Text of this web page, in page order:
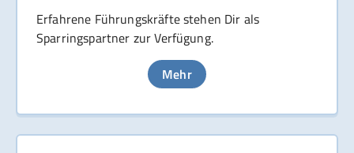
Erfahrene Führungskräfte stehen Dir als
Sparringspartner zur Verfügung.
Mehr